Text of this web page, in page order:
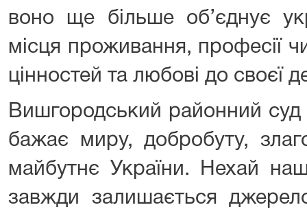
воно ще більше об’єднує
місця проживання, професії
цінностей та любові до своєї
Вишгородський районний суд
бажає миру, добробуту,
майбутнє України. Нехай
завжди залишається